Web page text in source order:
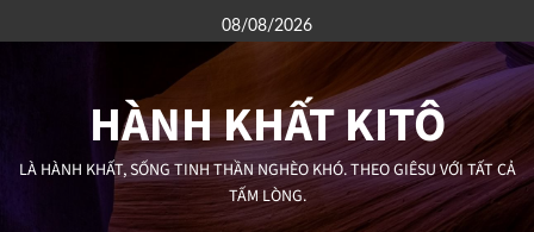
to
08/08/2026
HÀNH KHẤT KITÔ
LÀ HÀNH KHẤT, SỐNG TINH THẦN NGHÈO KHÓ. THEO GIÊSU VỚI TẤT CẢ
TẤM LÒNG.